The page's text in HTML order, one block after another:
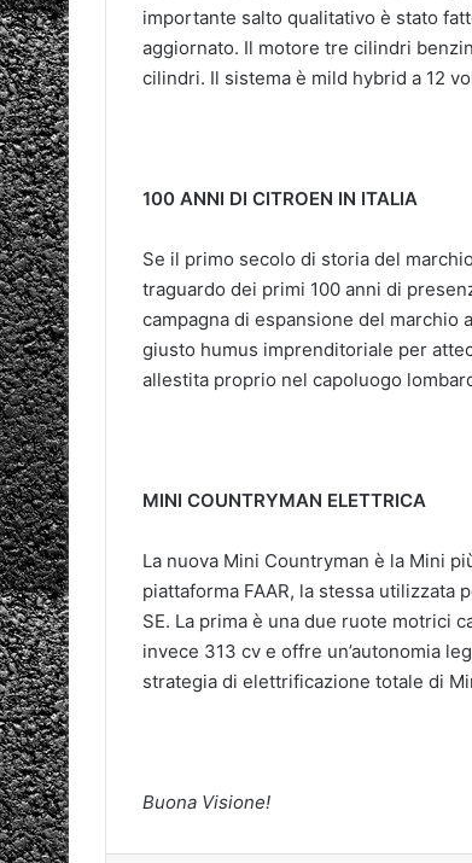
importante salto qualitativo è stato
aggiornato. Il motore tre cilindri
cilindri. Il sistema è mild hybrid a 12
100 ANNI DI CITROEN IN ITALIA
Se il primo secolo di storia del
traguardo dei primi 100 anni di
campagna di espansione del
giusto humus imprenditoriale per
allestita proprio nel capoluogo
MINI COUNTRYMAN ELETTRICA
La nuova Mini Countryman è la Mini
piattaforma FAAR, la stessa utilizzata
SE. La prima è una due ruote motrici
invece 313 cv e offre un’autonomia
strategia di elettrificazione totale di
Buona Visione!